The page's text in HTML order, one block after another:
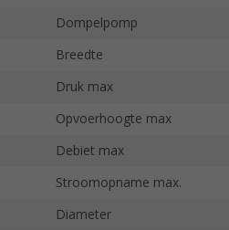
Dompelpomp
Breedte
Druk max
Opvoerhoogte max
Debiet max
Stroomopname max.
Diameter